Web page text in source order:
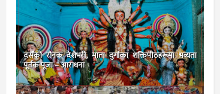
दसैँको रौनक देशैभरी, माता दुर्गाका शक्तिपीठहरूमा भव्यता
पूर्वक पूजा – आराधना